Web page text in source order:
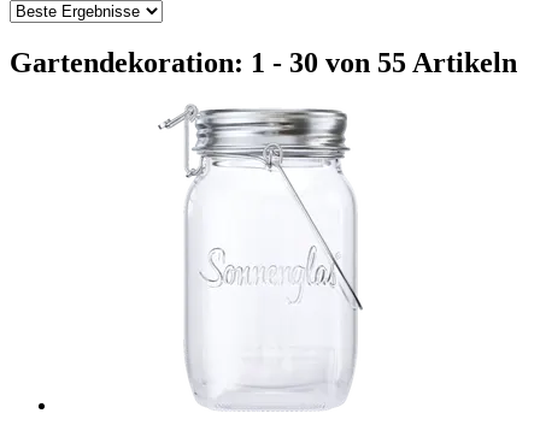
Gartendekoration: 1 - 30 von 55 Artikeln